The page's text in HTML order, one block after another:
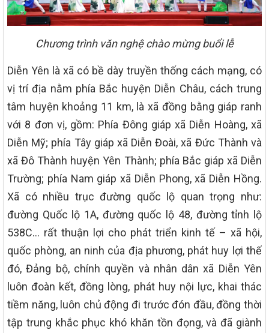
Chương trình văn nghệ chào mừng buổi lễ
Diễn Yên là xã có bề dày truyền thống cách mạng, có
vị trí địa nằm phía Bắc huyện Diễn Châu, cách trung
tâm huyện khoảng 11 km, là xã đồng bằng giáp ranh
với 8 đơn vị, gồm: Phía Đông giáp xã Diễn Hoàng, xã
Diễn Mỹ; phía Tây giáp xã Diễn Đoài, xã Đức Thành và
xã Đô Thành huyện Yên Thành; phía Bắc giáp xã Diễn
Trường; phía Nam giáp xã Diễn Phong, xã Diễn Hồng.
Xã có nhiều trục đường quốc lộ quan trọng như:
đường Quốc lộ 1A, đường quốc lộ 48, đường tỉnh lộ
538C… rất thuận lợi cho phát triển kinh tế – xã hội,
quốc phòng, an ninh của địa phương, phát huy lợi thế
đó, Đảng bộ, chính quyền và nhân dân xã Diễn Yên
luôn đoàn kết, đồng lòng, phát huy nội lực, khai thác
tiềm năng, luôn chủ động đi trước đón đầu, đồng thời
tập trung khắc phục khó khăn tồn đọng, và đã giành